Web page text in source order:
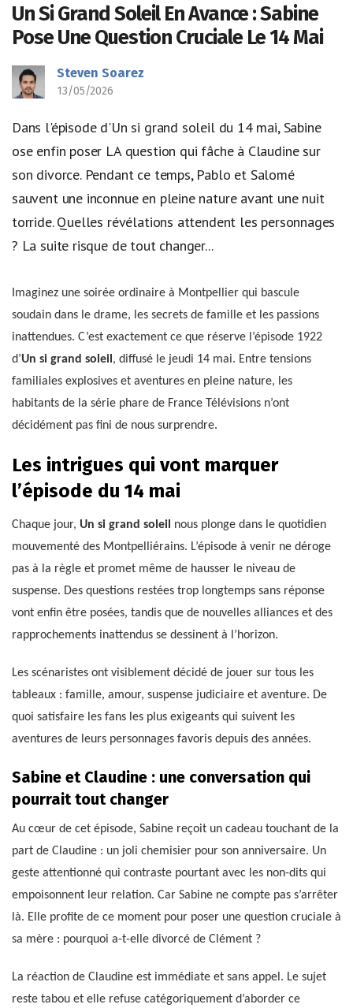
Un Si Grand Soleil En Avance : Sabine
Pose Une Question Cruciale Le 14 Mai
Steven Soarez
13/05/2026
Dans l'épisode d'Un si grand soleil du 14 mai, Sabine
ose enfin poser LA question qui fâche à Claudine sur
son divorce. Pendant ce temps, Pablo et Salomé
sauvent une inconnue en pleine nature avant une nuit
torride. Quelles révélations attendent les personnages
? La suite risque de tout changer...
Imaginez une soirée ordinaire à Montpellier qui bascule
soudain dans le drame, les secrets de famille et les passions
inattendues. C’est exactement ce que réserve l’épisode 1922
d’Un si grand soleil, diffusé le jeudi 14 mai. Entre tensions
familiales explosives et aventures en pleine nature, les
habitants de la série phare de France Télévisions n’ont
décidément pas fini de nous surprendre.
Les intrigues qui vont marquer
l’épisode du 14 mai
Chaque jour, Un si grand soleil nous plonge dans le quotidien
mouvementé des Montpelliérains. L’épisode à venir ne déroge
pas à la règle et promet même de hausser le niveau de
suspense. Des questions restées trop longtemps sans réponse
vont enfin être posées, tandis que de nouvelles alliances et des
rapprochements inattendus se dessinent à l’horizon.
Les scénaristes ont visiblement décidé de jouer sur tous les
tableaux : famille, amour, suspense judiciaire et aventure. De
quoi satisfaire les fans les plus exigeants qui suivent les
aventures de leurs personnages favoris depuis des années.
Sabine et Claudine : une conversation qui
pourrait tout changer
Au cœur de cet épisode, Sabine reçoit un cadeau touchant de la
part de Claudine : un joli chemisier pour son anniversaire. Un
geste attentionné qui contraste pourtant avec les non-dits qui
empoisonnent leur relation. Car Sabine ne compte pas s’arrêter
là. Elle profite de ce moment pour poser une question cruciale à
sa mère : pourquoi a-t-elle divorcé de Clément ?
La réaction de Claudine est immédiate et sans appel. Le sujet
reste tabou et elle refuse catégoriquement d’aborder ce